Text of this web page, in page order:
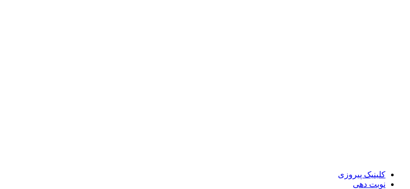
کلینیک پیروزی
نوبت دهی